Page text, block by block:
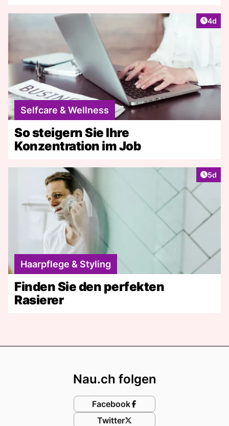
4d
Selfcare & Wellness
So steigern Sie Ihre
Konzentration im Job
5d
Haarpflege & Styling
Finden Sie den perfekten
Rasierer
Nau.ch folgen
Facebook
Twitter